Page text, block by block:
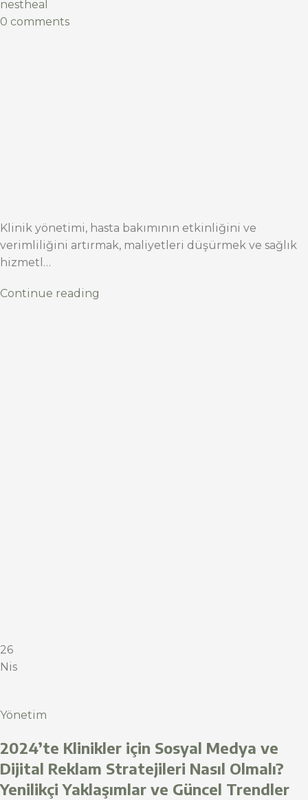
nestheal
0 comments
Klinik yönetimi, hasta bakımının etkinliğini ve
verimliliğini artırmak, maliyetleri düşürmek ve sağlık
hizmetl…
Continue reading
26
Nis
Yönetim
2024’te Klinikler için Sosyal Medya ve
Dijital Reklam Stratejileri Nasıl Olmalı?
Yenilikçi Yaklaşımlar ve Güncel Trendler